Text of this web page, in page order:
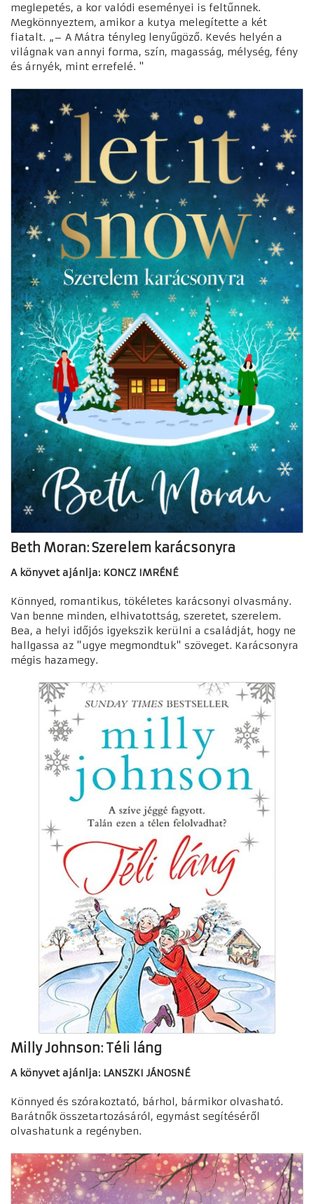
meglepetés, a kor valódi eseményei is feltűnnek.
Megkönnyeztem, amikor a kutya melegítette a két
fiatalt. „– A Mátra tényleg lenyűgöző. Kevés helyén a
világnak van annyi forma, szín, magasság, mélység, fény
és árnyék, mint errefelé. "
Beth Moran: Szerelem karácsonyra
A könyvet ajánlja: KONCZ IMRÉNÉ
Könnyed, romantikus, tökéletes karácsonyi olvasmány.
Van benne minden, elhivatottság, szeretet, szerelem.
Bea, a helyi időjós igyekszik kerülni a családját, hogy ne
hallgassa az "ugye megmondtuk" szöveget. Karácsonyra
mégis hazamegy.
Milly Johnson: Téli láng
A könyvet ajánlja: LANSZKI JÁNOSNÉ
Könnyed és szórakoztató, bárhol, bármikor olvasható.
Barátnők összetartozásáról, egymást segítéséről
olvashatunk a regényben.